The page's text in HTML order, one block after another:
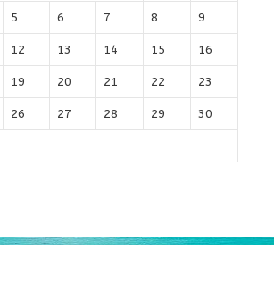
5 6 7 8 9
12 13 14 15 16
19 20 21 22 23
26 27 28 29 30